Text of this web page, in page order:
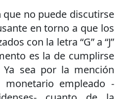
no puede discutirse
en torno a que los
con la letra “G” a “J”
es la de cumplirse
sea por la mención
monetario empleado -